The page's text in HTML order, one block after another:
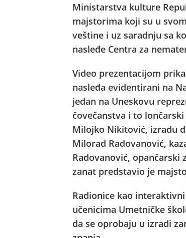
Ministarstva kulture
majstorima koji su u
veštine i uz saradnju sa
nasleđe Centra za
Video prezentacijom
nasleđa evidentirani na
jedan na Uneskovu
čovečanstva i to
Milojko Nikitović, izradu
Milorad Radovanović,
Radovanović, opančarski
zanat predstavio je
Radionice kao
učenicima Umetničke
da se oprobaju u izradi